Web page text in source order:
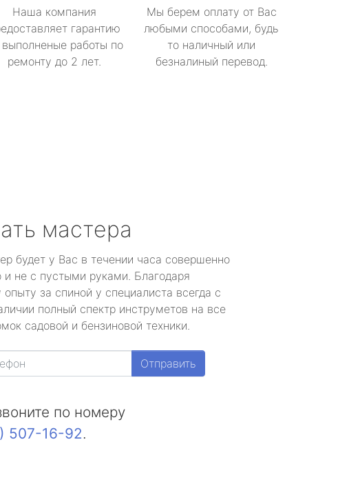
Наша компания
гарантию
выполненые работы по
ремонту до 2 лет.
Мы берем оплату от Вас
любыми способами, будь
то наличный или
безналиный перевод.
мастера
будет у Вас в течении часа совершенно
и не с пустыми руками. Благодаря
за спиной у специалиста всегда с
полный спектр инструметов на все
садовой и бензиновой техники.
Отправить
по номеру
507-16-92.